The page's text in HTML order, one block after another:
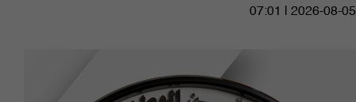
07:01 | 2026-08-05